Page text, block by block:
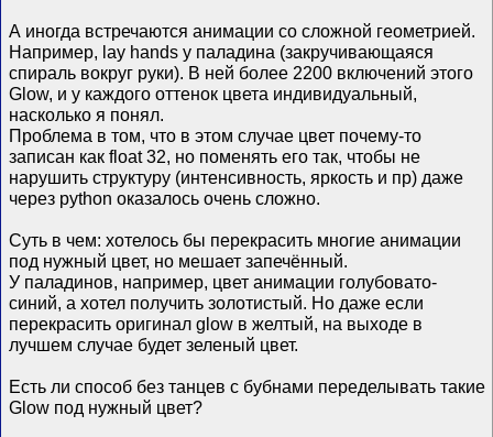
А иногда встречаются анимации со сложной геометрией.
Например, lay hands у паладина (закручивающаяся
спираль вокруг руки). В ней более 2200 включений этого
Glow, и у каждого оттенок цвета индивидуальный,
насколько я понял.
Проблема в том, что в этом случае цвет почему-то
записан как float 32, но поменять его так, чтобы не
нарушить структуру (интенсивность, яркость и пр) даже
через python оказалось очень сложно.
Суть в чем: хотелось бы перекрасить многие анимации
под нужный цвет, но мешает запечённый.
У паладинов, например, цвет анимации голубовато-
синий, а хотел получить золотистый. Но даже если
перекрасить оригинал glow в желтый, на выходе в
лучшем случае будет зеленый цвет.
Есть ли способ без танцев с бубнами переделывать такие
Glow под нужный цвет?